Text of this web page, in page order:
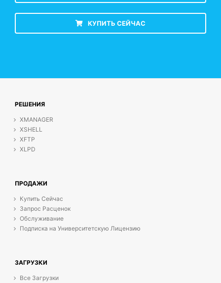
КУПИТЬ СЕЙЧАС
РЕШЕНИЯ
XMANAGER
XSHELL
XFTP
XLPD
ПРОДАЖИ
Купить Сейчас
Запрос Расценок
Обслуживание
Подписка на Университетскую Лицензию
ЗАГРУЗКИ
Все Загрузки